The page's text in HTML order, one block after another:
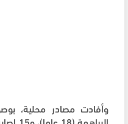
وأفادت مصادر محلية،